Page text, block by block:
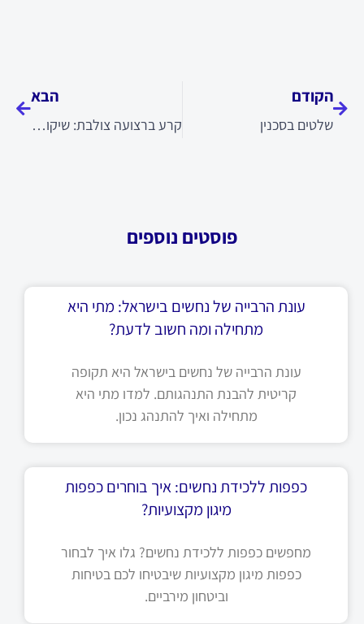
הקודם
שלטים בסכנין
הבא
קרע ברצועה צולבת: שיקום, ניתוח וזמני החלמה
פוסטים נוספים
עונת הרבייה של נחשים בישראל: מתי היא
מתחילה ומה חשוב לדעת?
עונת הרבייה של נחשים בישראל היא תקופה
קריטית להבנת התנהגותם. למדו מתי היא
מתחילה ואיך להתנהג נכון.
כפפות ללכידת נחשים: איך בוחרים כפפות
מיגון מקצועיות?
מחפשים כפפות ללכידת נחשים? גלו איך לבחור
כפפות מיגון מקצועיות שיבטיחו לכם בטיחות
וביטחון מירביים.